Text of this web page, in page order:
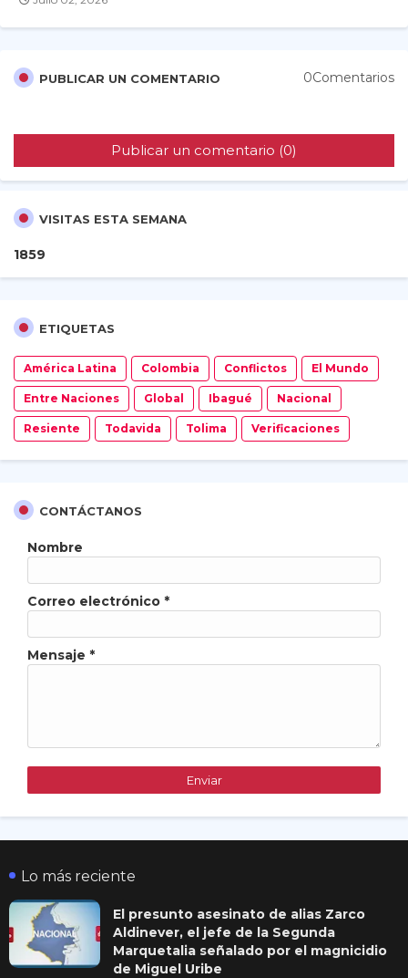
PUBLICAR UN COMENTARIO 0Comentarios
Publicar un comentario (0)
VISITAS ESTA SEMANA
1859
ETIQUETAS
América Latina Colombia Conflictos El Mundo
Entre Naciones Global Ibagué Nacional
Resiente Todavida Tolima Verificaciones
CONTÁCTANOS
Nombre
Correo electrónico *
Mensaje *
Lo más reciente
El presunto asesinato de alias Zarco
Aldinever, el jefe de la Segunda
Marquetalia señalado por el magnicidio
de Miguel Uribe